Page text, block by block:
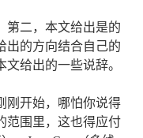
第二，本文给出是的
出的方向结合自己的
给出的一些说辞。
刚开始，哪怕你说得
范围里，这也得应付